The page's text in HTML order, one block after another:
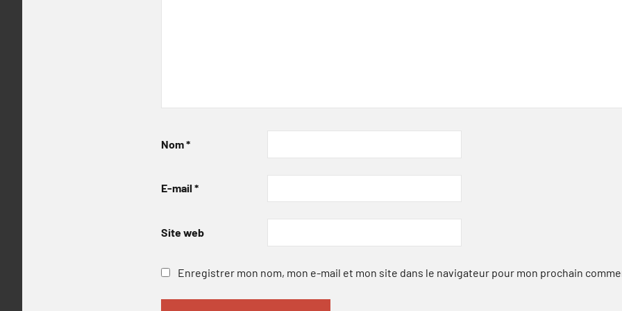
Nom*
E-mail *
Site web
Enregistrer mon nom, mon e-mail et mon site dans le navigateur pour mon prochain